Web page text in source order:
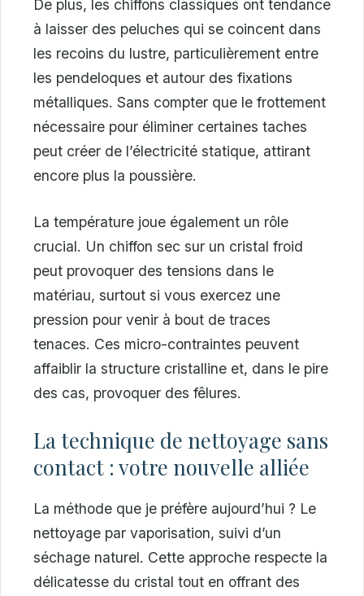
De plus, les chiffons classiques ont tendance
à laisser des peluches qui se coincent dans
les recoins du lustre, particulièrement entre
les pendeloques et autour des fixations
métalliques. Sans compter que le frottement
nécessaire pour éliminer certaines taches
peut créer de l’électricité statique, attirant
encore plus la poussière.
La température joue également un rôle
crucial. Un chiffon sec sur un cristal froid
peut provoquer des tensions dans le
matériau, surtout si vous exercez une
pression pour venir à bout de traces
tenaces. Ces micro-contraintes peuvent
affaiblir la structure cristalline et, dans le pire
des cas, provoquer des fêlures.
La technique de nettoyage sans
contact : votre nouvelle alliée
La méthode que je préfère aujourd’hui ? Le
nettoyage par vaporisation, suivi d’un
séchage naturel. Cette approche respecte la
délicatesse du cristal tout en offrant des